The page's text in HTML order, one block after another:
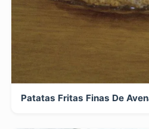
Patatas Fritas Finas De